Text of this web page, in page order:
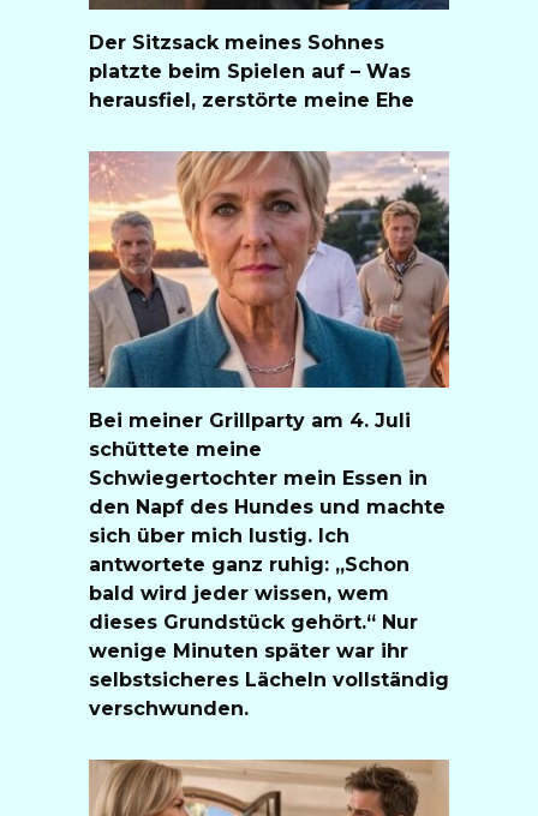
Der Sitzsack meines Sohnes
platzte beim Spielen auf – Was
herausfiel, zerstörte meine Ehe
Bei meiner Grillparty am 4. Juli
schüttete meine
Schwiegertochter mein Essen in
den Napf des Hundes und machte
sich über mich lustig. Ich
antwortete ganz ruhig: „Schon
bald wird jeder wissen, wem
dieses Grundstück gehört.“ Nur
wenige Minuten später war ihr
selbstsicheres Lächeln vollständig
verschwunden.